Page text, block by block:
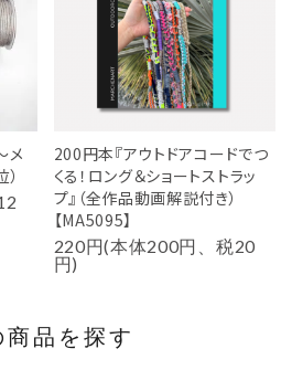
メ
200円本『アウトドアコードでつ
くる！ロング＆ショートストラッ
プ』（全作品動画解説付き）
【MA5095】
220円(本体200円、税20
円)
商品を探す